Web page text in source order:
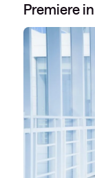
Premiere